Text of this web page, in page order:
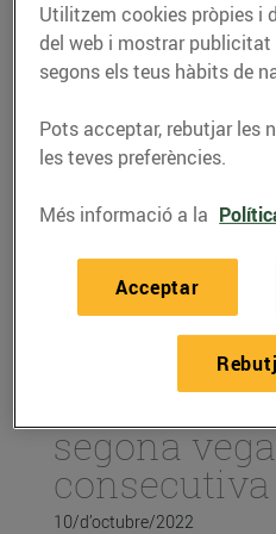
ACTUALITAT
Som el
online més
l'àmbit
segona
consecutiva
10/d’octubre/2022
Utilitzem cookies pròpies i
del web i mostrar publicitat
segons els teus hàbits de
Pots acceptar, rebutjar les
les teves preferències.
Més informació a la
Acceptar